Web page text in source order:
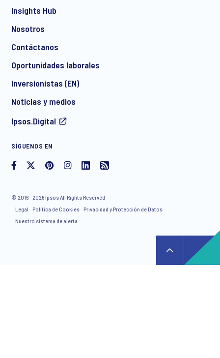
communication about products and services including
withdraw your consent at any time with effect for the future.
Insights Hub
Nosotros
Contáctanos
Oportunidades laborales
Inversionistas (EN)
Noticias y medios
Ipsos.Digital
SÍGUENOS EN
© 2016 - 2026 Ipsos All Rights Reserved
Legal
Política de Cookies Privacidad y Protección de Datos
Nuestro sistema de alerta